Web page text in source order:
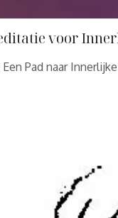
voor
Pad naar